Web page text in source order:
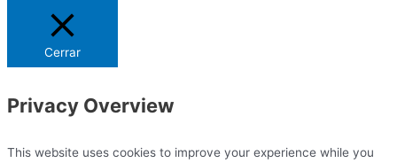
Cerrar
Privacy Overview
This website uses cookies to improve your experience while you